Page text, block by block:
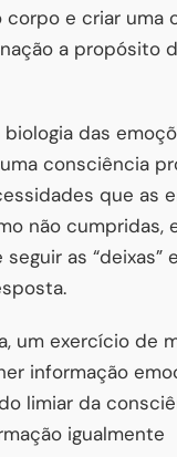
corpo e criar uma
a propósito
das
consciência
que as
não cumpridas,
as “deixas”
um exercício de
informação
limiar da
igualmente